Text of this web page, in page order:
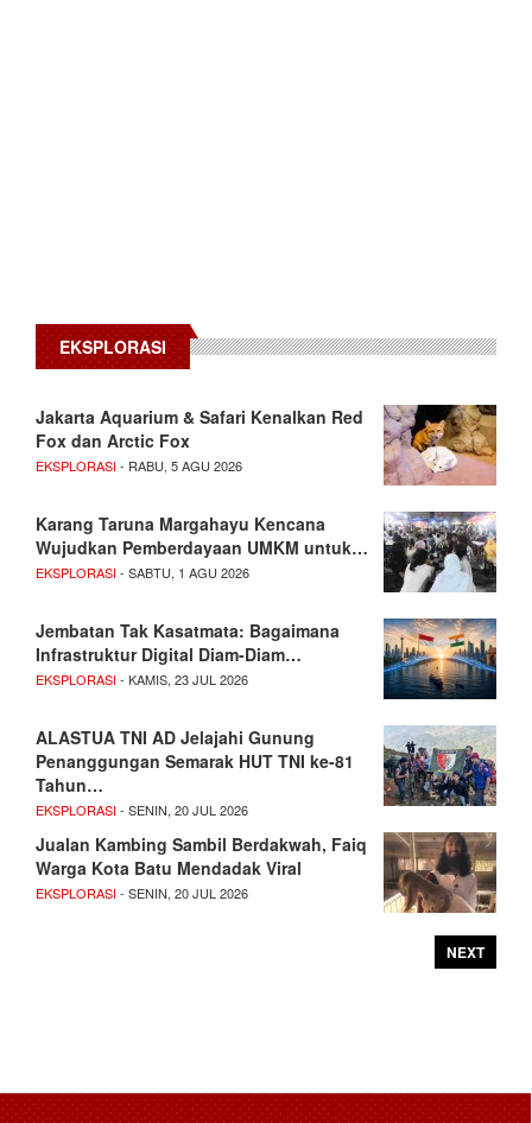
EKSPLORASI
Jakarta Aquarium & Safari Kenalkan Red
Fox dan Arctic Fox
EKSPLORASI- RABU, 5 AGU 2026
Karang Taruna Margahayu Kencana
Wujudkan Pemberdayaan UMKM untuk…
EKSPLORASI- SABTU, 1 AGU 2026
Jembatan Tak Kasatmata: Bagaimana
Infrastruktur Digital Diam-Diam…
EKSPLORASI- KAMIS, 23 JUL 2026
ALASTUA TNI AD Jelajahi Gunung
Penanggungan Semarak HUT TNI ke-81
Tahun…
EKSPLORASI- SENIN, 20 JUL 2026
Jualan Kambing Sambil Berdakwah, Faiq
Warga Kota Batu Mendadak Viral
EKSPLORASI- SENIN, 20 JUL 2026
NEXT